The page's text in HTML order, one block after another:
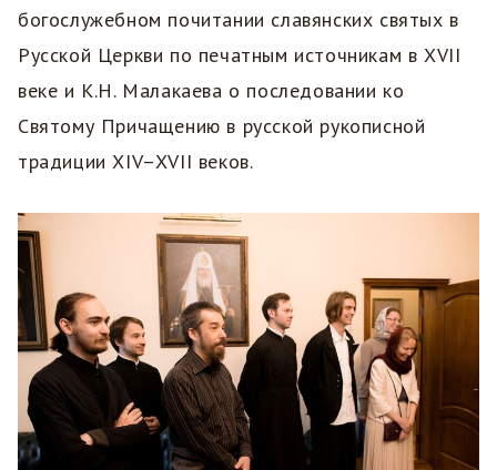
богослужебном почитании славянских святых в
Русской Церкви по печатным источникам в XVII
веке и К.Н. Малакаева о последовании ко
Святому Причащению в русской рукописной
традиции XIV–XVII веков.